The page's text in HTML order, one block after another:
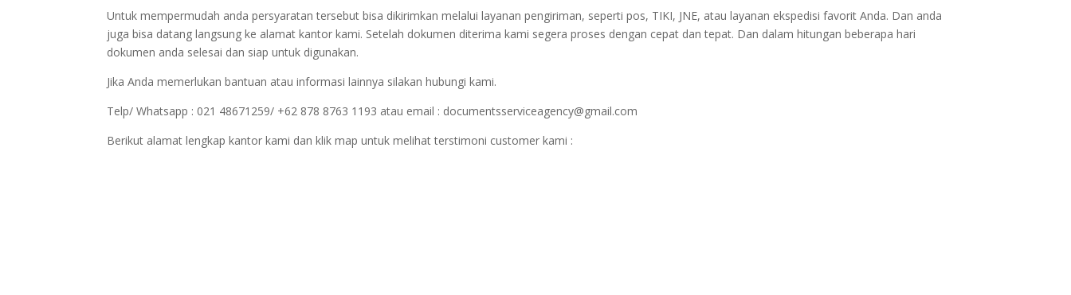
Untuk mempermudah anda persyaratan tersebut bisa dikirimkan melalui layanan pengiriman, seperti pos, TIKI, JNE, atau layanan ekspedisi favorit Anda. Dan anda
juga bisa datang langsung ke alamat kantor kami. Setelah dokumen diterima kami segera proses dengan cepat dan tepat. Dan dalam hitungan beberapa hari
dokumen anda selesai dan siap untuk digunakan.
Jika Anda memerlukan bantuan atau informasi lainnya silakan hubungi kami.
Telp/ Whatsapp : 021 48671259/ +62 878 8763 1193 atau email : documentsserviceagency@gmail.com
Berikut alamat lengkap kantor kami dan klik map untuk melihat terstimoni customer kami :